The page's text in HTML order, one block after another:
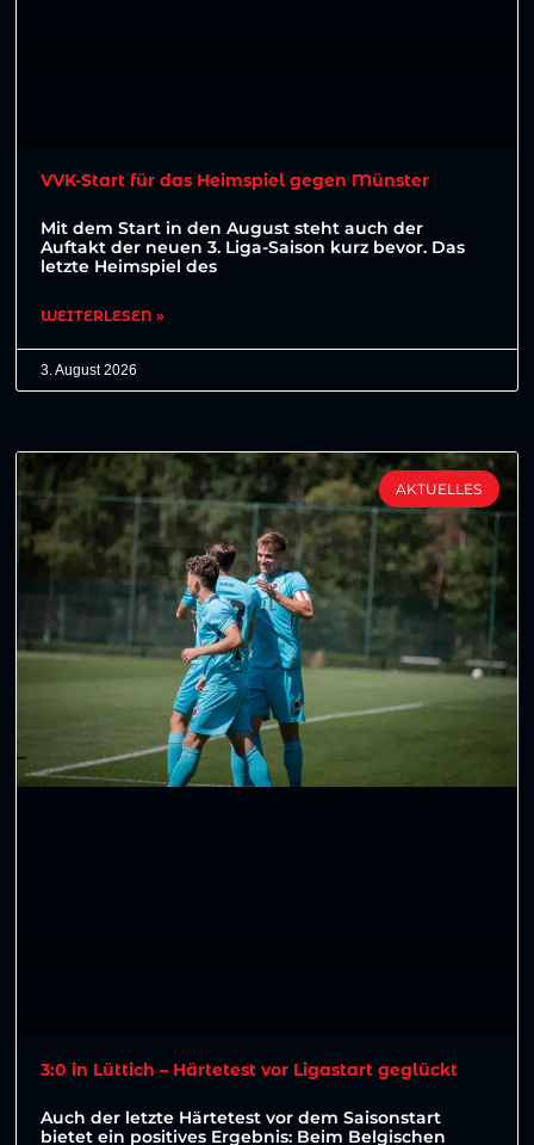
VVK-Start für das Heimspiel gegen Münster
Mit dem Start in den August steht auch der
Auftakt der neuen 3. Liga-Saison kurz bevor. Das
letzte Heimspiel des
WEITERLESEN »
3. August 2026
AKTUELLES
3:0 in Lüttich – Härtetest vor Ligastart geglückt
Auch der letzte Härtetest vor dem Saisonstart
bietet ein positives Ergebnis: Beim Belgischen